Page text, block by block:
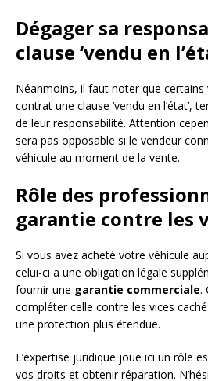
Dégager sa
clause ‘vendu en
Néanmoins, il faut noter que certains
contrat une clause ‘vendu en l’état’,
de leur responsabilité. Attention
sera pas opposable si le vendeur
véhicule au moment de la vente.
Rôle des
garantie contre les
Si vous avez acheté votre véhicule
celui-ci a une obligation légale
fournir une garantie commerciale.
compléter celle contre les vices
une protection plus étendue.
L’expertise juridique joue ici un rôle
vos droits et obtenir réparation.